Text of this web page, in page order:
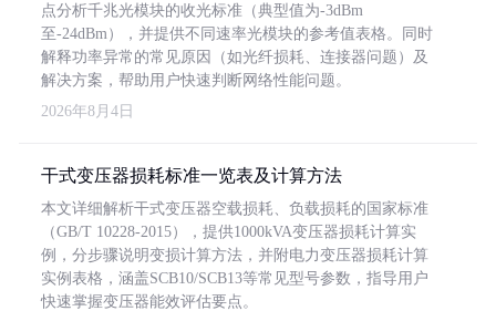
点分析千兆光模块的收光标准（典型值为-3dBm
至-24dBm），并提供不同速率光模块的参考值表格。同时
解释功率异常的常见原因（如光纤损耗、连接器问题）及
解决方案，帮助用户快速判断网络性能问题。
2026年8月4日
干式变压器损耗标准一览表及计算方法
本文详细解析干式变压器空载损耗、负载损耗的国家标准
（GB/T 10228-2015），提供1000kVA变压器损耗计算实
例，分步骤说明变损计算方法，并附电力变压器损耗计算
实例表格，涵盖SCB10/SCB13等常见型号参数，指导用户
快速掌握变压器能效评估要点。